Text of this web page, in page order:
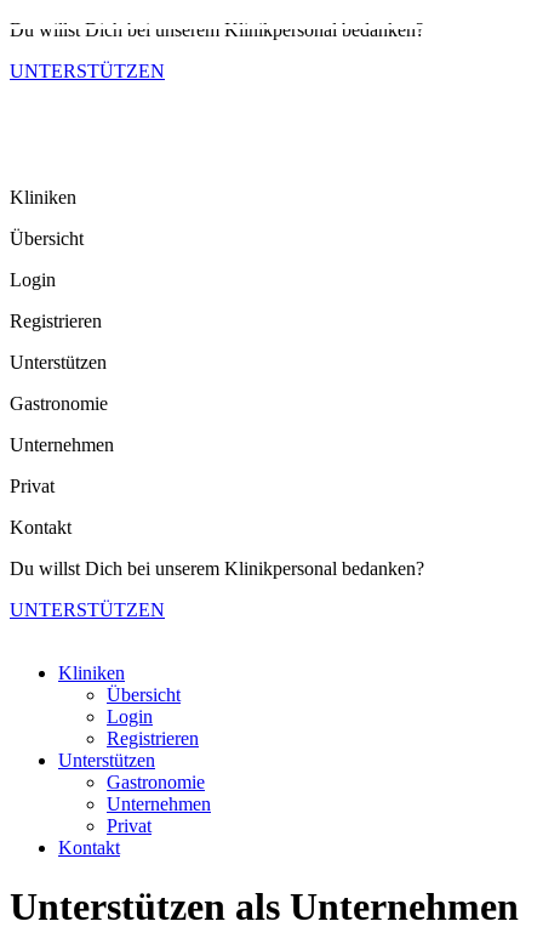
Du willst Dich bei unserem Klinikpersonal bedanken?
UNTERSTÜTZEN
Kliniken
Übersicht
Login
Registrieren
Unterstützen
Gastronomie
Unternehmen
Privat
Kontakt
Du willst Dich bei unserem Klinikpersonal bedanken?
UNTERSTÜTZEN
Kliniken
Übersicht
Login
Registrieren
Unterstützen
Gastronomie
Unternehmen
Privat
Kontakt
Unterstützen als Unternehmen